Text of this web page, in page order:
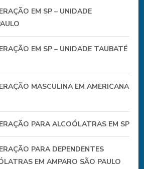
EM SP – UNIDADE
EM SP – UNIDADE TAUBATÉ
MASCULINA EM AMERICANA
PARA ALCOÓLATRAS EM SP
PARA DEPENDENTES
EM AMPARO SÃO PAULO